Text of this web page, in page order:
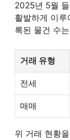
2025년 5월
활발하게 이
록된 물건 수
거래 유형
전세
매매
위 거래 현황